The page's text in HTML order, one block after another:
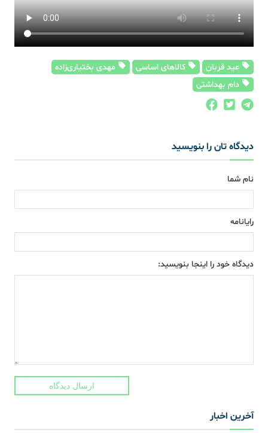
عید قربان کالاهای اساسی
مهدی بختیاری‎‌زاده
دام بهداشتی
دیدگاه تان را بنویسید
نام شما
رایانامه
دیدگاه خود را اینجا بنویسید:
ارسال دیدگاه
آخرین اخبار